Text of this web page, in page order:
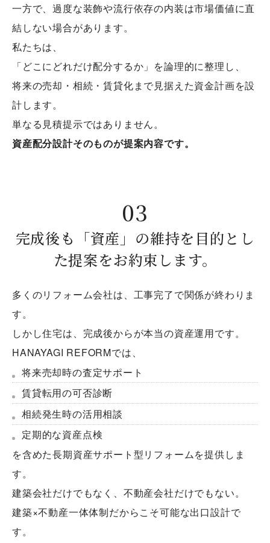
一方で、過度な装飾や流行依存の内装は市場価値に直
結しない場合があります。
私たちは、
「どこにどれだけ配分するか」を論理的に整理し、
将来の売却・相続・賃貸化まで見据えた資金計画を設
計します。
単なる見積提示ではありません。
資産配分設計そのものが提案内容です。
完成後も「資産」の維持を目的とし
た提案をお約束します。
多くのリフォーム会社は、工事完了で関係が終わりま
す。
しかし住宅は、完成後からが本当の資産運用です。
HANAYAGI REFORMでは、
将来売却時の査定サポート
賃貸転用の可否診断
相続発生時の活用相談
定期的な資産点検
を含めた長期資産サポート型リフォームを提供しま
す。
建築会社だけでもなく、不動産会社だけでもない。
建築×不動産一体体制だからこそ可能な出口設計で
す。